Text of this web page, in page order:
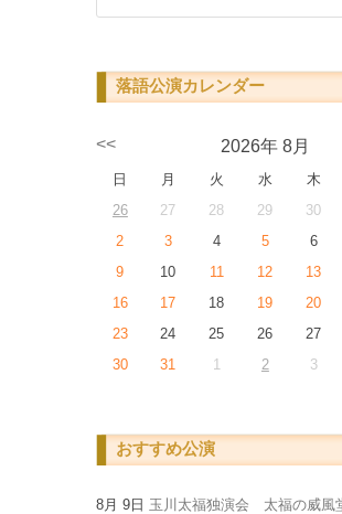
落語公演カレンダー
<< 2026年 8月
日 月 火 水 木
26
27 28 29 30
2
3 4 5 6
9
10 11 12 13
16
17 18 19 20
23
24 25 26 27
30
31 1 2 3
おすすめ公演
8月 9日 玉川太福独演会 太福の威